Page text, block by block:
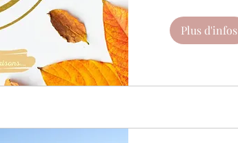
Plus d'infos